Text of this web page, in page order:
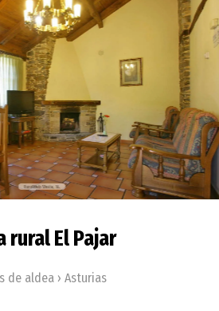
rural El Pajar
de aldea › Asturias